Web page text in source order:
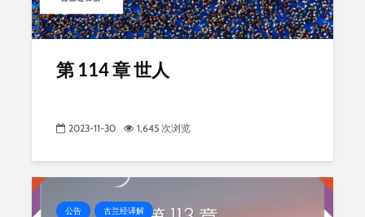
第 114 章 世人
2023-11-30 1,645 次浏览
公告 古兰经译解